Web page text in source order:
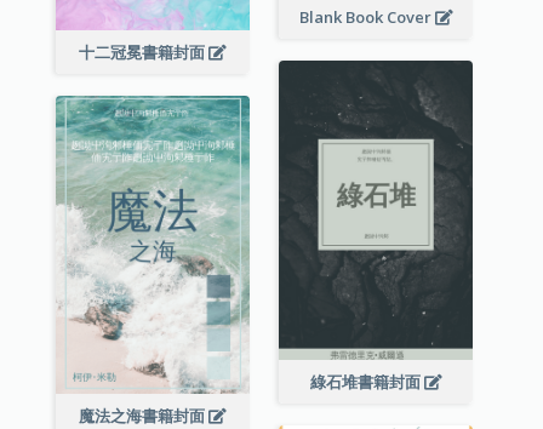
Blank Book Cover
十二冠冕書籍封面
綠石堆書籍封面
魔法之海書籍封面